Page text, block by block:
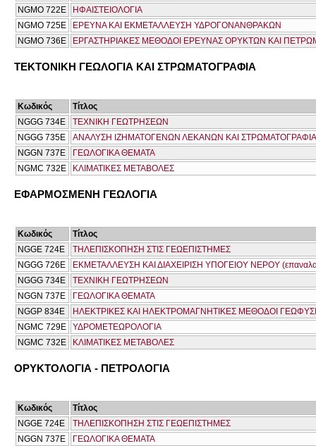
NGMO 722Ε
ΗΦΑΙΣΤΕΙΟΛΟΓΙΑ
NGMO 725Ε
ΕΡΕΥΝΑ ΚΑΙ ΕΚΜΕΤΑΛΛΕΥΣΗ ΥΔΡΟΓΟΝΑΝΘΡΑΚΩΝ
NGMO 736Ε
ΕΡΓΑΣΤΗΡΙΑΚΕΣ ΜΕΘΟΔΟΙ ΕΡΕΥΝΑΣ ΟΡΥΚΤΩΝ ΚΑΙ
ΤΕΚΤΟΝΙΚΗ ΓΕΩΛΟΓΙΑ ΚΑΙ ΣΤΡΩΜΑΤΟΓΡΑΦΙΑ
Κωδικός
Τίτλος
NGGG 734Ε
ΤΕΧΝΙΚΗ ΓΕΩΤΡΗΣΕΩΝ
NGGG 735Ε
ΑΝΑΛΥΣΗ ΙΖΗΜΑΤΟΓΕΝΩΝ ΛΕΚΑΝΩΝ ΚΑΙ
NGGN 737Ε
ΓΕΩΛΟΓΙΚΑ ΘΕΜΑΤΑ
NGMC 732E
ΚΛΙΜΑΤΙΚΕΣ ΜΕΤΑΒΟΛΕΣ
ΕΦΑΡΜΟΣΜΕΝΗ ΓΕΩΛΟΓΙΑ
Κωδικός
Τίτλος
NGGE 724E
ΤΗΛΕΠΙΣΚΟΠΗΣΗ ΣΤΙΣ ΓΕΩΕΠΙΣΤΗΜΕΣ
NGGG 726E
ΕΚΜΕΤΑΛΛΕΥΣΗ ΚΑΙ ΔΙΑΧΕΙΡΙΣΗ ΥΠΟΓΕΙΟΥ ΝΕΡΟΥ
NGGG 734Ε
ΤΕΧΝΙΚΗ ΓΕΩΤΡΗΣΕΩΝ
NGGN 737Ε
ΓΕΩΛΟΓΙΚΑ ΘΕΜΑΤΑ
NGGP 834E
ΗΛΕΚΤΡΙΚΕΣ ΚΑΙ ΗΛΕΚΤΡΟΜΑΓΝΗΤΙΚΕΣ ΜΕΘΟΔΟΙ
NGMC 729E
ΥΔΡΟΜΕΤΕΩΡΟΛΟΓΙΑ
NGMC 732E
ΚΛΙΜΑΤΙΚΕΣ ΜΕΤΑΒΟΛΕΣ
ΟΡΥΚΤΟΛΟΓΙΑ - ΠΕΤΡΟΛΟΓΙΑ
Κωδικός
Τίτλος
NGGE 724E
ΤΗΛΕΠΙΣΚΟΠΗΣΗ ΣΤΙΣ ΓΕΩΕΠΙΣΤΗΜΕΣ
NGGN 737Ε
ΓΕΩΛΟΓΙΚΑ ΘΕΜΑΤΑ